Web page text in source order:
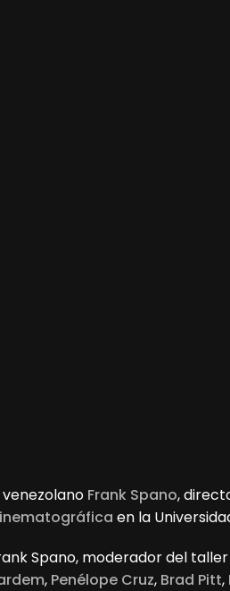
venezolano Frank Spano,
en la
Spano, moderador del
, Penélope Cruz, Brad Pitt,